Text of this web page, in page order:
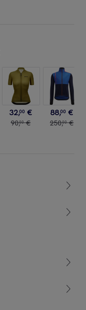
32,00 €
90,00 €
88,00 €
250,00 €